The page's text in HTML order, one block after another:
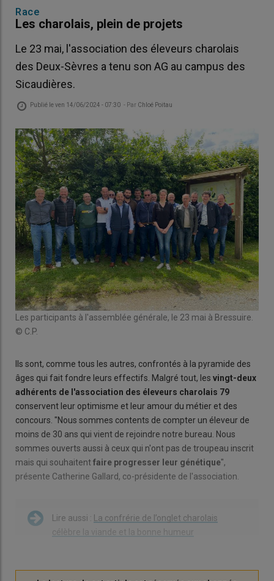
Race
Les charolais, plein de projets
Le 23 mai, l'association des éleveurs charolais
des Deux-Sèvres a tenu son AG au campus des
Sicaudières.
Publié leven 14/06/2024 - 07:30 - Par Chloé Poitau
Les participants à l'assemblée générale, le 23 mai à Bressuire.
© C.P.
Ils sont, comme tous les autres, confrontés à la pyramide des
âges qui fait fondre leurs effectifs. Malgré tout, les vingt-deux
adhérents de l'association des éleveurs charolais 79
conservent leur optimisme et leur amour du métier et des
concours. "Nous sommes contents de compter un éleveur de
moins de 30 ans qui vient de rejoindre notre bureau. Nous
sommes ouverts aussi à ceux qui n'ont pas de troupeau inscrit
mais qui souhaitentfaire progresser leur génétique",
présente Catherine Gallard, co-présidente de l'association.
Lire aussi : La confrérie de l’onglet charolais
célèbre la viande et la bonne humeur